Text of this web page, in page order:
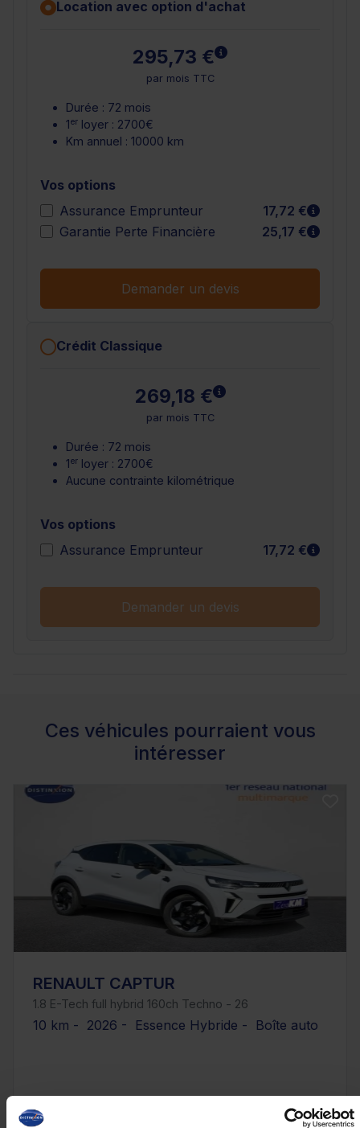
Location avec option d'achat
295,73 € En savoir plus
par mois TTC
Durée : 72 mois
1er loyer : 2700€
Km annuel : 10000 km
Vos options
Assurance Emprunteur
17,72 €
En
Garantie Perte Financière
25,17 € En
Demander un devis
Crédit Classique
269,18 € En savoir plus
par mois TTC
Durée : 72 mois
1er loyer : 2700€
Aucune contrainte kilométrique
Vos options
Assurance Emprunteur
17,72 € En
Demander un devis
Ces véhicules pourraient vous
intéresser
RENAULT CAPTUR
1.8 E-Tech full hybrid 160ch Techno - 26
10 km - 2026 - Essence Hybride - Boîte auto
27 960€